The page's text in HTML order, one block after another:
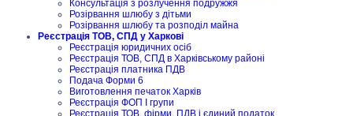
Консультація з розлучення подружжя
Розірвання шлюбу з дітьми
Розірвання шлюбу та розподіл майна
Реєстрація ТОВ, СПД у Харкові
Реєстрація юридичних осіб
Реєстрація ТОВ, СПД в Харківському районі
Реєстрація платника ПДВ
Подача Форми 6
Виготовлення печаток Харків
Реєстрація ФОП I групи